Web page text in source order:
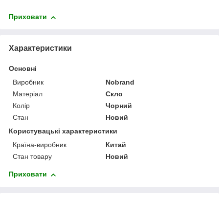
Приховати
Характеристики
Основні
Виробник
Nobrand
Матеріал
Скло
Колір
Чорний
Стан
Новий
Користувацькі характеристики
Країна-виробник
Китай
Стан товару
Новий
Приховати